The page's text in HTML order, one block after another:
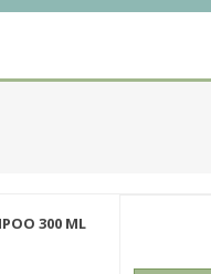
300 ML